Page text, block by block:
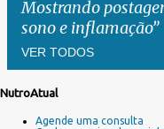
Mostrando
sono e inflamação
VER TODOS
NutroAtual
Agende uma consulta